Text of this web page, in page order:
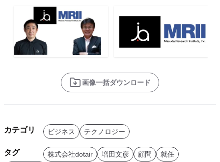
画像一括ダウンロード
カテゴリ ビジネス テクノロジー
タグ 株式会社dotair 増田文彦 顧問
就任